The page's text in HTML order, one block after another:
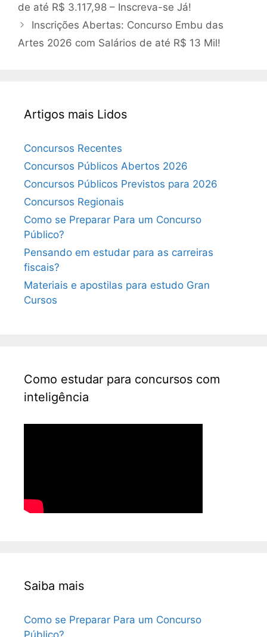
de até R$ 3.117,98 – Inscreva-se Já!
Inscrições Abertas: Concurso Embu das
Artes 2026 com Salários de até R$ 13 Mil!
Artigos mais Lidos
Concursos Recentes
Concursos Públicos Abertos 2026
Concursos Públicos Previstos para 2026
Concursos Regionais
Como se Preparar Para um Concurso
Público?
Pensando em estudar para as carreiras
fiscais?
Materiais e apostilas para estudo Gran
Cursos
Como estudar para concursos com
inteligência
Saiba mais
Como se Preparar Para um Concurso
Público?